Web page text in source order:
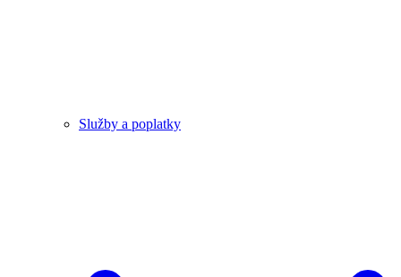
Služby a poplatky